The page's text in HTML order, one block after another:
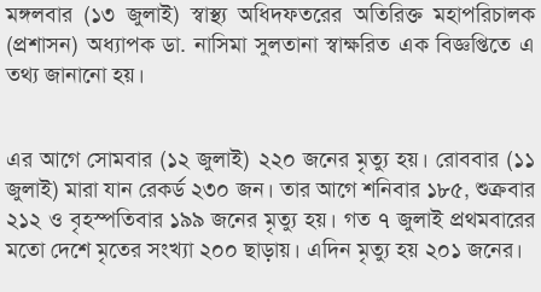
মঙ্গলবার (১৩ জুলাই) স্বাস্থ্য অধিদফতরের অতিরিক্ত মহাপরিচালক
(প্রশাসন) অধ্যাপক ডা. নাসিমা সুলতানা স্বাক্ষরিত এক বিজ্ঞপ্তিতে এ
তথ্য জানানো হয়।
এর আগে সোমবার (১২ জুলাই) ২২০ জনের মৃত্যু হয়। রোববার (১১
জুলাই) মারা যান রেকর্ড ২৩০ জন। তার আগে শনিবার ১৮৫, শুক্রবার
২১২ ও বৃহস্পতিবার ১৯৯ জনের মৃত্যু হয়। গত ৭ জুলাই প্রথমবারের
মতো দেশে মৃতের সংখ্যা ২০০ ছাড়ায়। এদিন মৃত্যু হয় ২০১ জনের।